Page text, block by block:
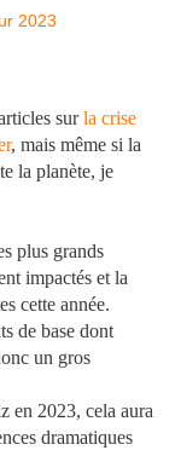
surla crise
, mais même si la
la planète, je
plus grands
impactés et la
cette année.
de base dont
un gros
en 2023, cela aura
dramatiques